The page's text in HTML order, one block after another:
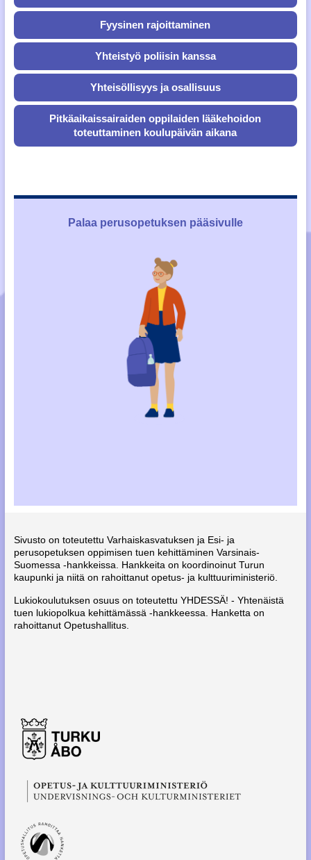
Fyysinen rajoittaminen
Yhteistyö poliisin kanssa
Yhteisöllisyys ja osallisuus
Pitkäaikaissairaiden oppilaiden lääkehoidon
toteuttaminen koulupäivän aikana
Palaa perusopetuksen pääsivulle
Sivusto on toteutettu Varhaiskasvatuksen ja Esi- ja
perusopetuksen oppimisen tuen kehittäminen Varsinais-
Suomessa -hankkeissa. Hankkeita on koordinoinut Turun
kaupunki ja niitä on rahoittanut opetus- ja kulttuuriministeriö.
Lukiokoulutuksen osuus on toteutettu YHDESSÄ! - Yhtenäistä
tuen lukiopolkua kehittämässä -hankkeessa. Hanketta on
rahoittanut Opetushallitus.